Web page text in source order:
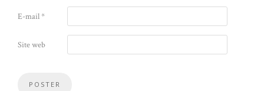
E-mail*
Site web